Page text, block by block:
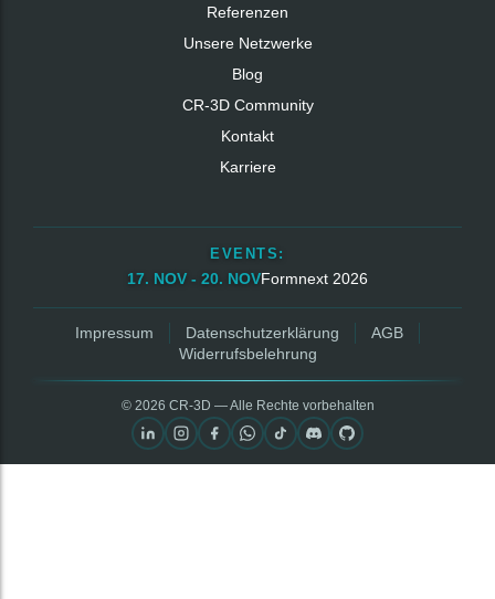
Referenzen
Unsere Netzwerke
Blog
CR‑3D Community
Kontakt
Karriere
EVENTS:
17. NOV - 20. NOVFormnext 2026
Impressum Datenschutzerklärung
AGB
Widerrufsbelehrung
© 2026 CR‑3D — Alle Rechte vorbehalten